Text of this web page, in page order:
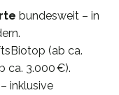
bundesweit – in
(ab ca.
ca. 3.000 €).
inklusive